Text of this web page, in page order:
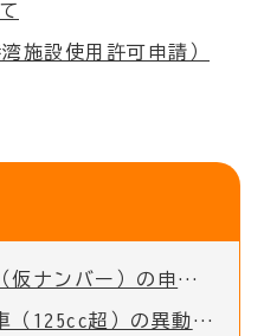
施設使用許可申請）
自動車臨時運行許可（仮ナンバー）の申請について
軽自動車および二輪車（125cc超）の異動申告